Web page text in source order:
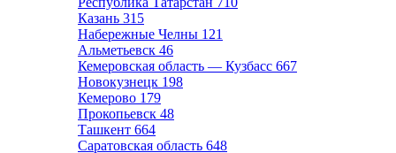
Казань 315
Набережные Челны 121
Альметьевск 46
Кемеровская область — Кузбасс 667
Новокузнецк 198
Кемерово 179
Прокопьевск 48
Ташкент 664
Саратовская область 648